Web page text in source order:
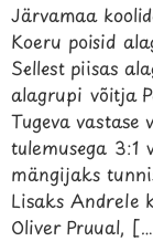
Järvamaa
Koeru poisid
Sellest piisas
alagrupi võitja
Tugeva
tulemusega 3:1
mängijaks
Lisaks Andrele
Oliver Pruual,